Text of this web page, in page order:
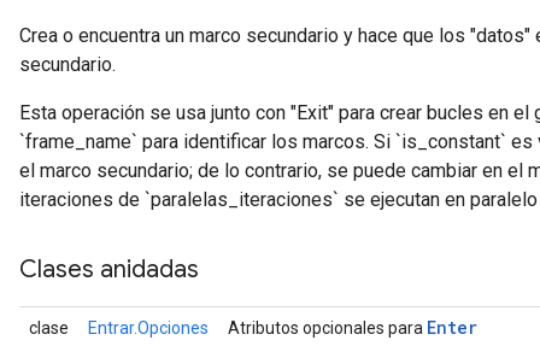
Crea o encuentra un marco secundario y hace que los
secundario.
Esta operación se usa junto con "Exit" para crear bucles en el
`frame_name` para identificar los marcos. Si `is_constant`
el marco secundario; de lo contrario, se puede cambiar en el
iteraciones de `paralelas_iteraciones` se ejecutan en
Clases anidadas
clase Entrar.Opciones Atributos opcionales para Enter